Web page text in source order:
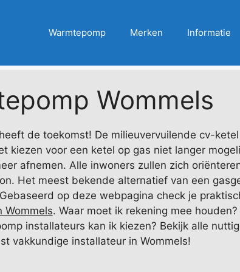
Warmtepomp Merken Informatie
Wommels
de toekomst! De milieuvervuilende cv-
kiezen voor een ketel op gas niet langer
afnemen. Alle inwoners zullen zich
Het meest bekende alternatief van een
Gebaseerd op deze webpagina check je
Wommels. Waar moet ik rekening mee
installateurs kan ik kiezen? Bekijk alle
vakkundige installateur in Wommels!